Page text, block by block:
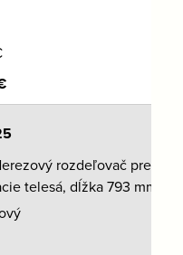
rozdeľovač pre
telesá, dĺžka 793 mm